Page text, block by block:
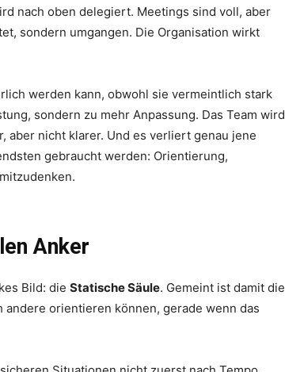
nach oben delegiert. Meetings sind voll, aber
sondern umgangen. Die Organisation wirkt
werden kann, obwohl sie vermeintlich stark
sondern zu mehr Anpassung. Das Team wird
aber nicht klarer. Und es verliert genau jene
gebraucht werden: Orientierung,
Anker
Bild: die Statische Säule. Gemeint ist damit die
orientieren können, gerade wenn das